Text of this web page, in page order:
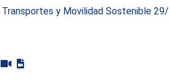
Transportes y Movilidad Sostenible